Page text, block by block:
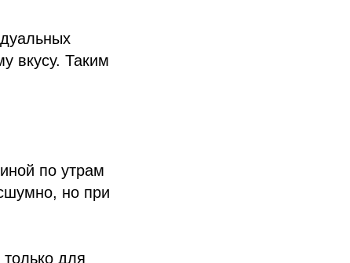
вкусу. Таким
по утрам
но при
для